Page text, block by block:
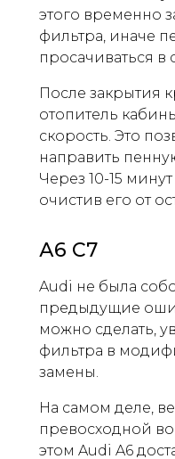
этого временно
фильтра, иначе
просачиваться в
После закрытия
отопитель
скорость. Это
направить
Через 10-15
очистив его от
А6 С7
Audi не была
предыдущие
можно сделать,
фильтра в
замены.
На самом деле,
превосходной
этом Audi A6